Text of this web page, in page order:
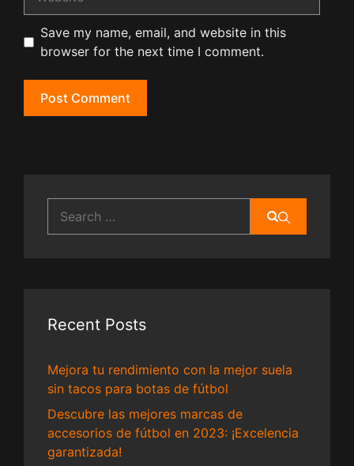
Save my name, email, and website in this
browser for the next time I comment.
for:
Recent Posts
Mejora tu rendimiento con la mejor suela
sin tacos para botas de fútbol
Descubre las mejores marcas de
accesorios de fútbol en 2023: ¡Excelencia
garantizada!